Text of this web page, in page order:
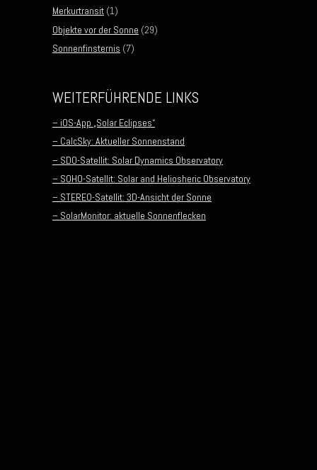
Merkurtransit (1)
Objekte vor der Sonne (29)
Sonnenfinsternis (7)
WEITERFÜHRENDE LINKS
– iOS-App „Solar Eclipses“
– CalcSky: Aktueller Sonnenstand
– SDO-Satellit: Solar Dynamics Observatory
– SOHO-Satellit: Solar and Heliosheric Observatory
– STEREO-Satellit: 3D-Ansicht der Sonne
– SolarMonitor: aktuelle Sonnenflecken